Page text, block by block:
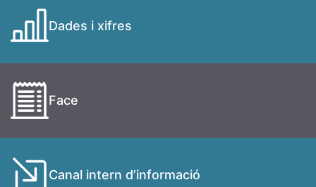
Dades i xifres
Face
Canal intern d’informació